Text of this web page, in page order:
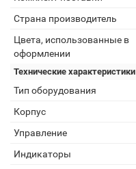
Страна производитель
Цвета, использованные в
оформлении
Технические характеристики
Тип оборудования
Корпус
Управление
Индикаторы